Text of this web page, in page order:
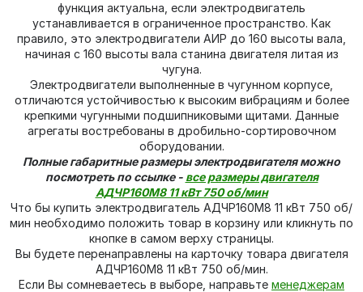
функция актуальна, если электродвигатель
устанавливается в ограниченное пространство. Как
правило, это электродвигатели АИР до 160 высоты вала,
начиная с 160 высоты вала станина двигателя литая из
чугуна.
Электродвигатели выполненные в чугунном корпусе,
отличаются устойчивостью к высоким вибрациям и более
крепкими чугунными подшипниковыми щитами. Данные
агрегаты востребованы в дробильно-сортировочном
оборудовании.
Полные габаритные размеры электродвигателя можно
посмотреть по ссылке - все размеры двигателя
АДЧР160М8 11 кВт 750 об/мин
Что бы купить электродвигатель АДЧР160М8 11 кВт 750 об/
мин необходимо положить товар в корзину или кликнуть по
кнопке в самом верху страницы.
Вы будете перенаправлены на карточку товара двигателя
АДЧР160М8 11 кВт 750 об/мин.
Если Вы сомневаетесь в выборе, направьте менеджерам